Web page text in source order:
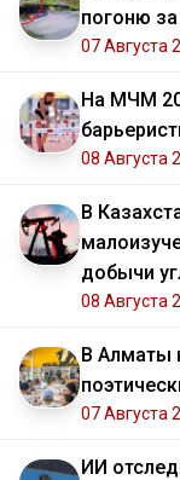
погоню
07 Августа
На МЧМ
08 Августа
В
добычи
08 Августа
В Алматы
07 Августа
ИИ